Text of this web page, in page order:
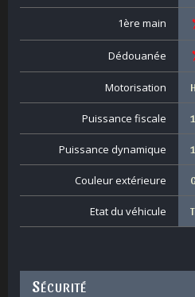
1ère main
Dédouanée
Motorisation
Puissance fiscale
Puissance dynamique
Couleur extérieure
Etat du véhicule
SÉCURITÉ